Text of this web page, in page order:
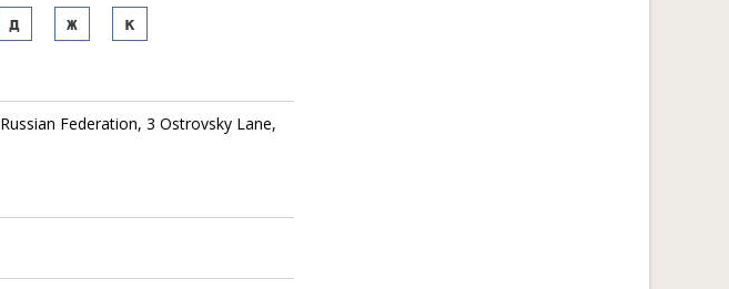
д ж к
Federation, 3 Ostrovsky Lane,